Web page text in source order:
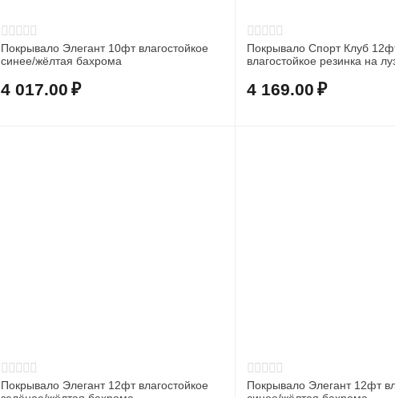
Покрывало Элегант 10фт влагостойкое
синее/жёлтая бахрома
4 017.00 ₽
Покрывало Спорт Клуб
влагостойкое резинка на
4 169.00 ₽
Покрывало Элегант 12фт влагостойкое
Покрывало Элегант 12фт